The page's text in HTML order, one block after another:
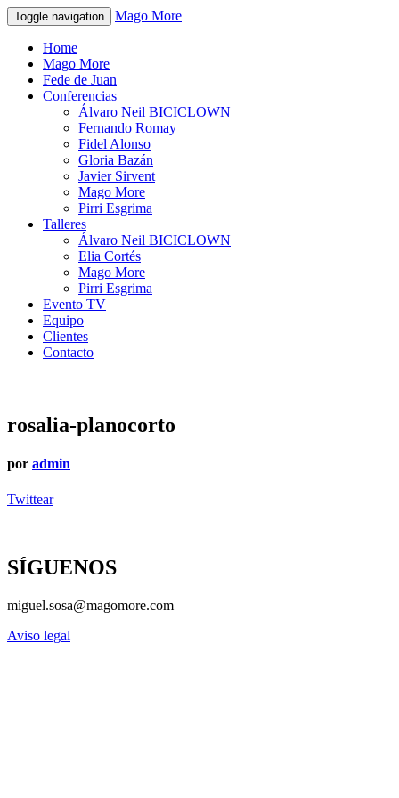
Toggle navigation Mago More
Home
Mago More
Fede de Juan
Conferencias
Álvaro Neil BICICLOWN
Fernando Romay
Fidel Alonso
Gloria Bazán
Javier Sirvent
Mago More
Pirri Esgrima
Talleres
Álvaro Neil BICICLOWN
Elia Cortés
Mago More
Pirri Esgrima
Evento TV
Equipo
Clientes
Contacto
rosalia-planocorto
por admin
Twittear
SÍGUENOS
miguel.sosa@magomore.com
Aviso legal